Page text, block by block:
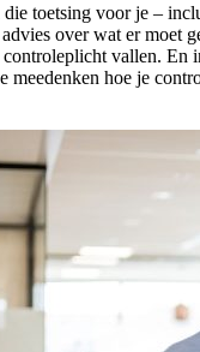
toetsing voor je –
over wat er moet
vallen. En
meedenken hoe je